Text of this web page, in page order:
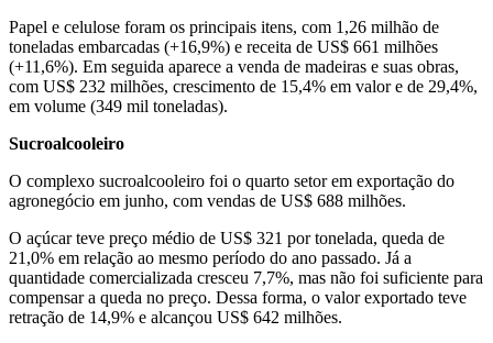
Papel e celulose foram os principais itens, com 1,26 milhão de
toneladas embarcadas (+16,9%) e receita de US$ 661 milhões
(+11,6%). Em seguida aparece a venda de madeiras e suas obras,
com US$ 232 milhões, crescimento de 15,4% em valor e de 29,4%,
em volume (349 mil toneladas).
Sucroalcooleiro
O complexo sucroalcooleiro foi o quarto setor em exportação do
agronegócio em junho, com vendas de US$ 688 milhões.
O açúcar teve preço médio de US$ 321 por tonelada, queda de
21,0% em relação ao mesmo período do ano passado. Já a
quantidade comercializada cresceu 7,7%, mas não foi suficiente para
compensar a queda no preço. Dessa forma, o valor exportado teve
retração de 14,9% e alcançou US$ 642 milhões.